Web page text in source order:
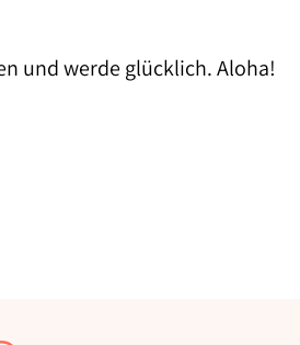
und werde glücklich. Aloha!